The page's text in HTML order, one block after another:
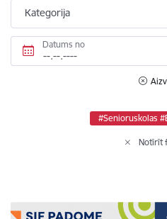
Kategorija
Datums no
#Senioruskolas
Notīrīt